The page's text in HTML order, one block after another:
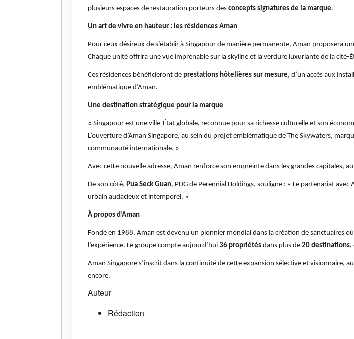
plusieurs espaces de restauration porteurs des concepts signatures de la marque.
Un art de vivre en hauteur : les résidences Aman
Pour ceux désireux de s’établir à Singapour de manière permanente, Aman proposera
Chaque unité offrira une vue imprenable sur la skyline et la verdure luxuriante de la
Ces résidences bénéficieront de prestations hôtelières sur mesure, d’un accès aux
emblématique d’Aman.
Une destination stratégique pour la marque
« Singapour est une ville-État globale, reconnue pour sa richesse culturelle et son
L’ouverture d’Aman Singapore, au sein du projet emblématique de The Skywaters,
communauté internationale. »
Avec cette nouvelle adresse, Aman renforce son empreinte dans les grandes capitales,
De son côté, Pua Seck Guan, PDG de Perennial Holdings, souligne : « Le partenariat
urbain audacieux et intemporel. »
À propos d’Aman
Fondé en 1988, Aman est devenu un pionnier mondial dans la création de sanctuaires où
l’expérience. Le groupe compte aujourd’hui 36 propriétés dans plus de 20 destinations,
Aman Singapore s’inscrit dans la continuité de cette expansion sélective et visionnaire,
encore.
Auteur
Rédaction